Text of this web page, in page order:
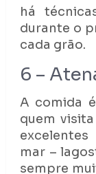
há
durante o
cada grão.
6 –
A comida
quem
mar –
sempre